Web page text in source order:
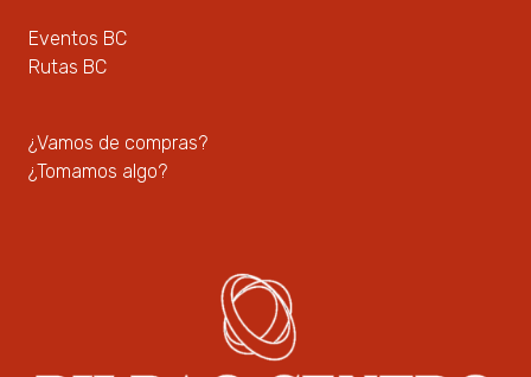
Eventos BC
Rutas BC
¿Vamos de compras?
¿Tomamos algo?